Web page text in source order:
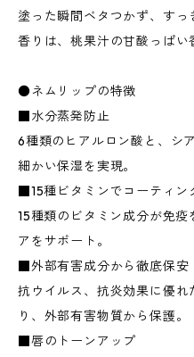
塗った瞬間ベタつかず、すっ
香りは、桃果汁の甘酸っぱい
●ネムリップの特徴
■水分蒸発防止
6種類のヒアルロン酸と、シ
細かい保湿を実現。
■15種ビタミンでコーティン
15種類のビタミン成分が免
アをサポート。
■外部有害成分から徹底保安
抗ウイルス、抗炎効果に優
り、外部有害物質から保護。
■唇のトーンアップ